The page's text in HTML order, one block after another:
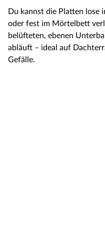
Du kannst die Platten lose
oder fest im Mörtelbett
belüfteten, ebenen
abläuft – ideal auf
Gefälle.